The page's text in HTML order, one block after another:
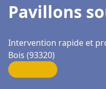
Pavillons
Intervention rapide et
Bois (93320)